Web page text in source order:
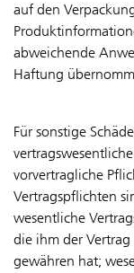
auf den
abweichende
Haftung
Für sonstige
vorvertragliche
Vertragspflichten
wesentliche
die ihm der
gewähren hat;